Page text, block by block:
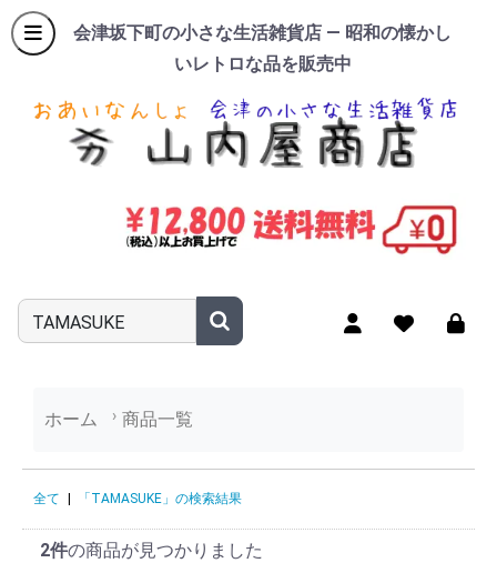
会津坂下町の小さな生活雑貨店 — 昭和の懐かし
いレトロな品を販売中
商品名やキーワードを入力
ホーム 商品一覧
「TAMASUKE」の検索結果
全て 「TAMASUKE」の検索結果
2件の商品が見つかりました